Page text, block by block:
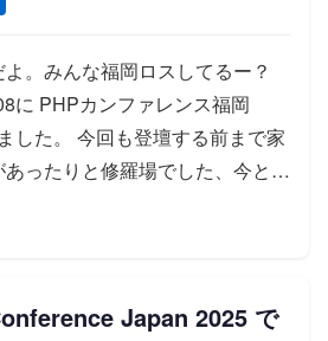
。みんな福岡ロスしてるー？
に PHPカンファレンス福岡
した。 今回も登壇する前まで家
あったりと修羅場でした、今と…
ス福岡2025で登壇してきたのでふ
Japan 2025 で